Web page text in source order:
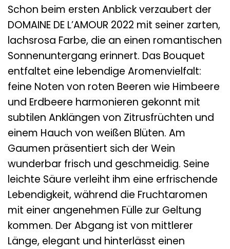
Schon beim ersten Anblick verzaubert der
DOMAINE DE L’AMOUR 2022 mit seiner zarten,
lachsrosa Farbe, die an einen romantischen
Sonnenuntergang erinnert. Das Bouquet
entfaltet eine lebendige Aromenvielfalt:
feine Noten von roten Beeren wie Himbeere
und Erdbeere harmonieren gekonnt mit
subtilen Anklängen von Zitrusfrüchten und
einem Hauch von weißen Blüten. Am
Gaumen präsentiert sich der Wein
wunderbar frisch und geschmeidig. Seine
leichte Säure verleiht ihm eine erfrischende
Lebendigkeit, während die Fruchtaromen
mit einer angenehmen Fülle zur Geltung
kommen. Der Abgang ist von mittlerer
Länge, elegant und hinterlässt einen